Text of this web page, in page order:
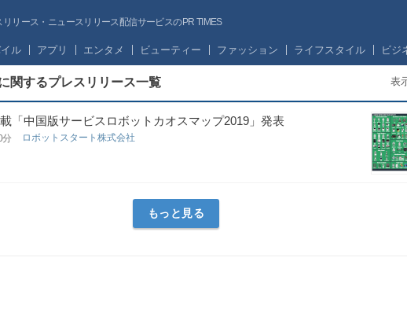
リリース・ニュースリリース配信サービスのPR TIMES
ル アプリ エンタメ ビューティー ファッション ライフスタイル ビジ
関するプレスリリース一覧 表
「中国版サービスロボットカオスマップ2019」発表
分 ロボットスタート株式会社
もっと見る